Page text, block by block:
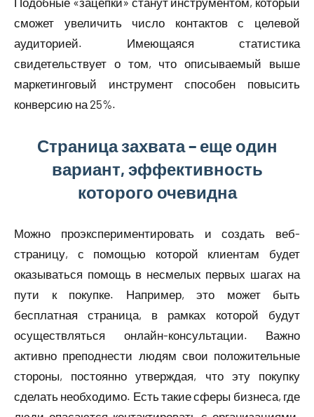
сможет увеличить число контактов с целевой
аудиторией. Имеющаяся статистика
свидетельствует о том, что описываемый выше
маркетинговый инструмент способен повысить
конверсию на 25%.
Страница захвата – еще один
вариант, эффективность
которого очевидна
Можно проэкспериментировать и создать веб-
страницу, с помощью которой клиентам будет
оказываться помощь в несмелых первых шагах на
пути к покупке. Например, это может быть
бесплатная страница, в рамках которой будут
осуществляться онлайн-консультации. Важно
активно преподнести людям свои положительные
стороны, постоянно утверждая, что эту покупку
сделать необходимо. Есть такие сферы бизнеса, где